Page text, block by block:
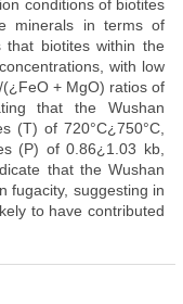
conditions of biotites
minerals in terms of
that biotites within the
with low
+ MgO) ratios of
that the Wushan
(T) of 720°C¿750°C,
(P) of 0.86¿1.03 kb,
that the Wushan
fugacity, suggesting in
to have contributed